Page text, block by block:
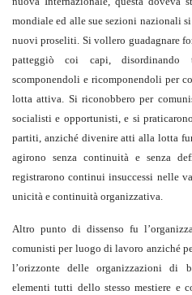
mondiale ed alle sue sezioni nazionali
nuovi proseliti. Si vollero guadagnare
patteggiò coi capi,
scomponendoli e ricomponendoli per
lotta attiva. Si riconobbero per
socialisti e opportunisti, e si
partiti, anziché divenire atti alla lotta
agirono senza continuità e senza
registrarono continui insuccessi nelle
unicità e continuità organizzativa.
Altro punto di dissenso fu
comunisti per luogo di lavoro anziché
l’orizzonte delle organizzazioni di
elementi tutti dello stesso mestiere e